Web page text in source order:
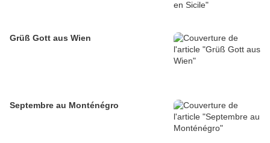
Grüß Gott aus Wien
Septembre au Monténégro